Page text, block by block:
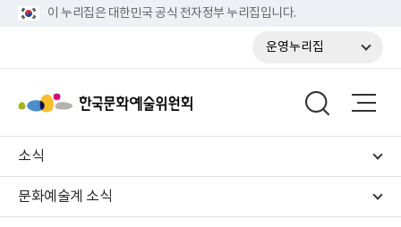
이 누리집은 대한민국 공식 전자정부 누리집입니다.
운영누리집
소식
문화예술계 소식